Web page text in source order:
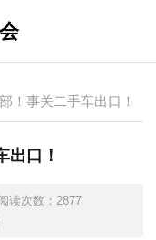
！事关二手车出口！
出口！
读次数：2877